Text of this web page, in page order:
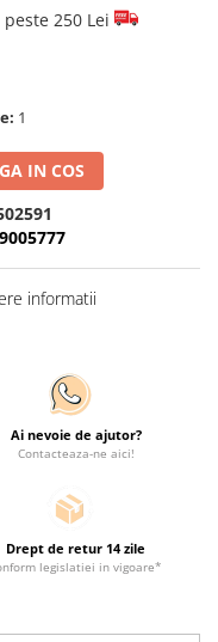
250 Lei
1
IN COS
informatii
Ai nevoie de ajutor?
Contacteaza-ne aici!
Drept de retur 14 zile
legislatiei in vigoare*